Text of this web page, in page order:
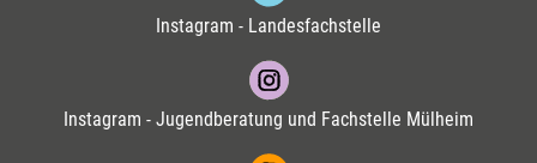
Instagram - Landesfachstelle
Instagram - Jugendberatung und Fachstelle Mülheim